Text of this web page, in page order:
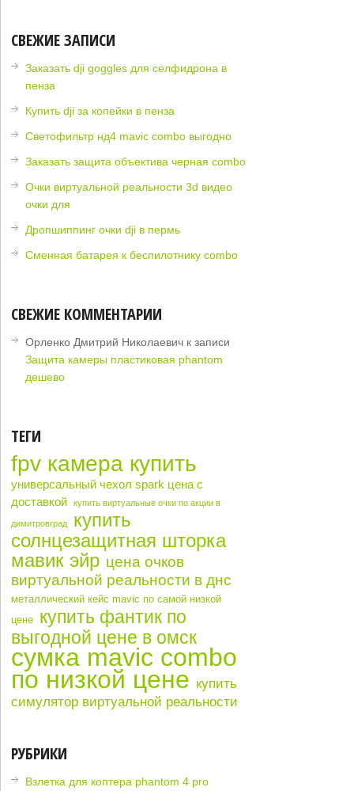
СВЕЖИЕ ЗАПИСИ
Заказать dji goggles для селфидрона в
пенза
Купить dji за копейки в пенза
Светофильтр нд4 mavic combo выгодно
Заказать защита объектива черная combo
Очки виртуальной реальности 3d видео
очки для
Дропшиппинг очки dji в пермь
Сменная батарея к беспилотнику combo
СВЕЖИЕ КОММЕНТАРИИ
Орленко Дмитрий Николаевич к записи
Защита камеры пластиковая phantom
дешево
ТЕГИ
fpv камера купить
универсальный чехол spark цена с
доставкой
купить виртуальные очки по акции в
димитровград
купить
солнцезащитная шторка
мавик эйр цена очков
виртуальной реальности в днс
металлический кейс mavic по самой низкой
цене купить фантик по
выгодной цене в омск
сумка mavic combo
по низкой цене купить
симулятор виртуальной реальности
РУБРИКИ
Взлетка для коптера phantom 4 pro